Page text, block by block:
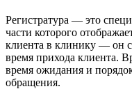
Регистратура — это
части которого
клиента в клинику — он
время прихода клиента.
время ожидания и
обращения.